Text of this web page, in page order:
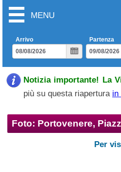
MENU
Arrivo
Partenza
Notizia importante! La
più su questa riapertura in
Foto: Portovenere,
Per